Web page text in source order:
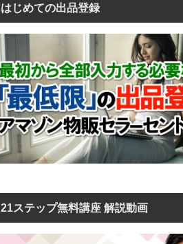
はじめての出品登録
21ステップ無料講座 解説動画